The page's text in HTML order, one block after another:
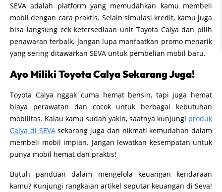
SEVA adalah platform yang memudahkan kamu membeli
mobil dengan cara praktis. Selain simulasi kredit, kamu juga
bisa langsung cek ketersediaan unit Toyota Calya dan pilih
penawaran terbaik. Jangan lupa manfaatkan promo menarik
yang sering ditawarkan SEVA untuk pembelian mobil baru.
Ayo Miliki Toyota Calya Sekarang Juga!
Toyota Calya nggak cuma hemat bensin, tapi juga hemat
biaya perawatan dan cocok untuk berbagai kebutuhan
mobilitas. Kalau kamu sudah yakin, saatnya kunjungi produk
Calya di SEVAsekarang juga dan nikmati kemudahan dalam
membeli mobil impian. Jangan lewatkan kesempatan untuk
punya mobil hemat dan praktis!
Butuh panduan dalam mengelola keuangan kendaraan
kamu? Kunjungi rangkaian artikel seputar keuangan di Seva!